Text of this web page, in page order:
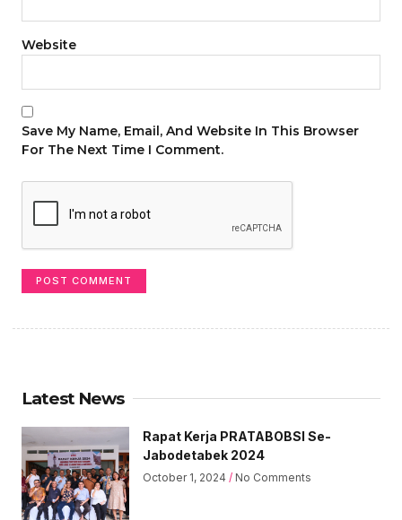
Website
Save My Name, Email, And Website In This Browser
For The Next Time I Comment.
Latest News
Rapat Kerja PRATABOBSI Se-
Jabodetabek 2024
October 1, 2024 No Comments